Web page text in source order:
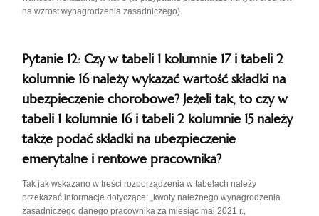
na wzrost wynagrodzenia zasadniczego).
Pytanie 12: Czy w tabeli 1 kolumnie 17 i tabeli 2
kolumnie 16 należy wykazać wartość składki na
ubezpieczenie chorobowe? Jeżeli tak, to czy w
tabeli 1 kolumnie 16 i tabeli 2 kolumnie 15 należy
także podać składki na ubezpieczenie
emerytalne i rentowe pracownika?
Tak jak wskazano w treści rozporządzenia w tabelach należy
przekazać informacje dotyczące: „kwoty należnego wynagrodzenia
zasadniczego danego pracownika za miesiąc maj 2021 r.,